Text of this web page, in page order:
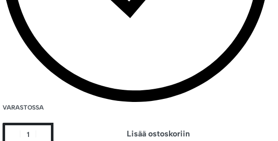
VARASTOSSA
Lisää ostoskoriin